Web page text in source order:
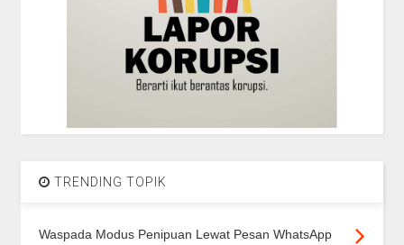
TRENDING TOPIK
Waspada Modus Penipuan Lewat Pesan WhatsApp